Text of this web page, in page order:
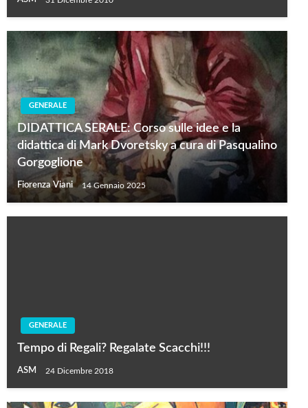
GENERALE
DIDATTICA SERALE: Corso sulle idee e la
didattica di Mark Dvoretsky a cura di Pasqualino
Gorgoglione
Fiorenza Viani 14 Gennaio 2025
GENERALE
Tempo di Regali? Regalate Scacchi!!!
ASM 24 Dicembre 2018